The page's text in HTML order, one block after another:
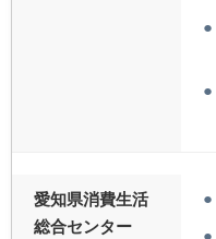
●
●
愛知県消費生活
総合センター
●
●